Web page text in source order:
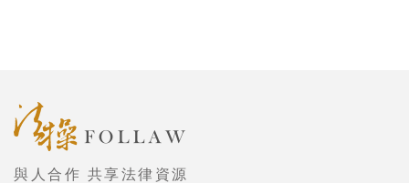
與人合作 共享法律資源